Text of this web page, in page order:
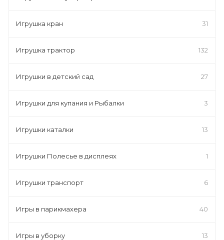
Игрушка кран 31
Игрушка трактор 132
Игрушки в детский сад 27
Игрушки для купания и Рыбалки 3
Игрушки каталки 13
Игрушки Полесье в дисплеях 1
Игрушки транспорт 6
Игры в парикмахера 40
Игры в уборку 13